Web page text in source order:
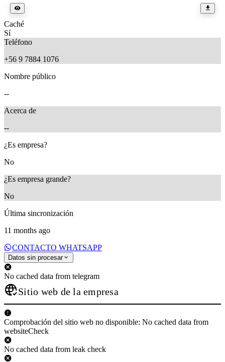
Caché
Sí
Teléfono
+56 9 7884 1076
Nombre público
--
Acerca de
--
¿Es empresa?
No
¿Es empresa grande?
No
Última sincronización
11 months ago
CONTACTO WHATSAPP
Datos sin procesar
No cached data from telegram
Sitio web de la empresa
Comprobación del sitio web no disponible: No cached data from
websiteCheck
No cached data from leak check